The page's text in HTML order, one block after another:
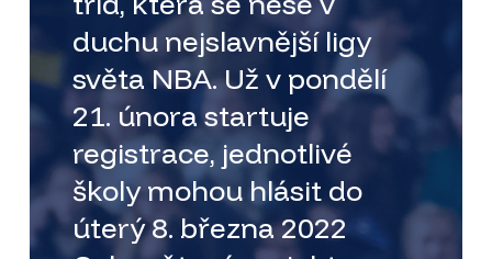
duchu nejslavnější ligy
světa NBA. Už v pondělí
21. února startuje
registrace, jednotlivé
školy mohou hlásit do
úterý 8. března 2022